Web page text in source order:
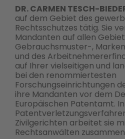
DR. CARMEN TESCH-
auf dem Gebiet des
Rechtsschutzes tätig. Sie
Mandanten auf allen
Gebrauchsmuster-,
und des
auf Ihrer vielseitigen und
bei den renommiertesten
Forschungseinrichtungen
ihre Mandanten vor dem
Europäischen Patentamt. In
Zivilgerichten arbeitet sie
Rechtsanwälten